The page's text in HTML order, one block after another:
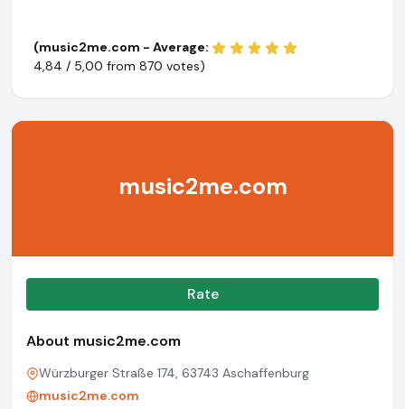
(music2me.com - Average:
4,84 / 5,00 from 870 votes)
music2me.com
Rate
About music2me.com
Würzburger Straße 174, 63743 Aschaffenburg
music2me.com